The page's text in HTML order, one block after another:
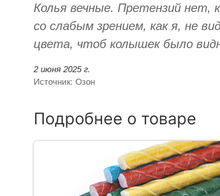
Колья вечные. Претензий нет,
со слабым зрением, как я, не
цвета, чтоб колышек было
2 июня 2025 г.
Источник: Озон
Подробнее о товаре